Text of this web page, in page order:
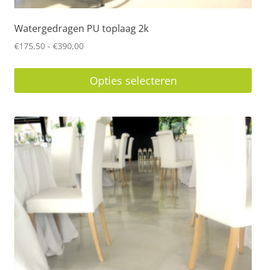
Watergedragen PU toplaag 2k
€175,50 - €390,00Prijsklasse:
€390,00
Opties selecteren
product
heeft
meerdere
optie
kan
gekozen
worden
op